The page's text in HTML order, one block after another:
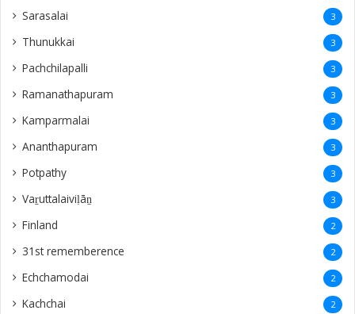
Kachchai 2
Bahrain 2
Galle 2
Memories 2
ThankYou 2
Tiruchi 2
aanaipanthi 2
Raththinapuram 2
Keerimalai 2
Idaikkadu 2
kuwait 2
Madurai 2